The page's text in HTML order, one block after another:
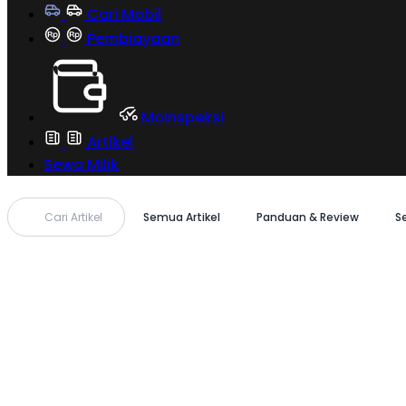
Cari Mobil
Pembiayaan
MoInspeksi
Artikel
Sewa Milik
Cari Artikel Semua Artikel Panduan & Review